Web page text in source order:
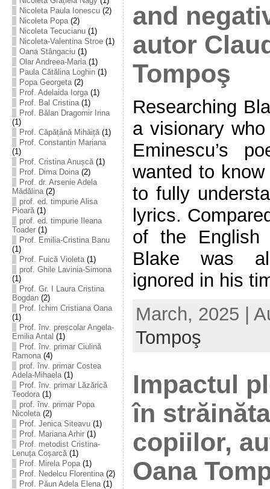
Nicoleta Paula Ionescu(2)
Nicoleta Popa(2)
Nicoleta Tecucianu(1)
Nicoleta-Valentina Stroe(1)
Oana Stângaciu(1)
Olar Andreea-Maria(1)
Paula Cătălina Loghin(1)
Popa Georgeta(2)
Prof. Adelaida Iorga(1)
Prof. Bal Cristina(1)
Prof. Bălan Dragomir Irina
(1)
Prof. Căpățână Mihăiță(1)
Prof. Constantin Mariana
(1)
Prof. Cristina Anușcă(1)
Prof. Dima Doina(2)
Prof. dr. Arsenie Adela
Mădălina(2)
prof. ed. timpurie Alisa
Pioară(1)
prof. ed. timpurie Ileana
Toader(1)
Prof. Emilia-Cristina Banu
(1)
Prof. Fuică Violeta(1)
prof. Ghile Lavinia-Simona
(1)
Prof. Gr. I Laura Cristina
Bogdan(2)
Prof. Ichim Cristiana Oana
(1)
Prof. înv. preșcolar Angela-
Emilia Antal (1)
Prof. înv. primar Ciulină
Ramona(4)
prof. înv. primar Costea
Adela-Mihaela(1)
Prof. înv. primar Lăzărică
Teodora(1)
prof. înv. primar Popa
Nicoleta(2)
Prof. Jenica Siteavu(1)
Prof. Mariana Arhir(1)
Prof. metodist Cristina-
Lenuța Coșarcă(1)
Prof. Mirela Popa(1)
Prof. Nedelcu Florentina(2)
Prof. Păun Adela Elena(1)
and
autor
Tompoş
Researching
a visionary
Eminescu’s
wanted to
to fully
lyrics.
of the English
Blake was
ignored in his
March, 2025 |
Tompoş
Impactul
în
copiilor,
Oana